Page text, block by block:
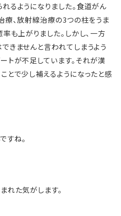
るようになりました。食道がん
療、放射線治療の3つの柱をうま
も上がりました。しかし、一方
きませんと言われてしまうよう
トが不足しています。それが漢
とで少し補えるようになったと感
すね。
れた気がします。